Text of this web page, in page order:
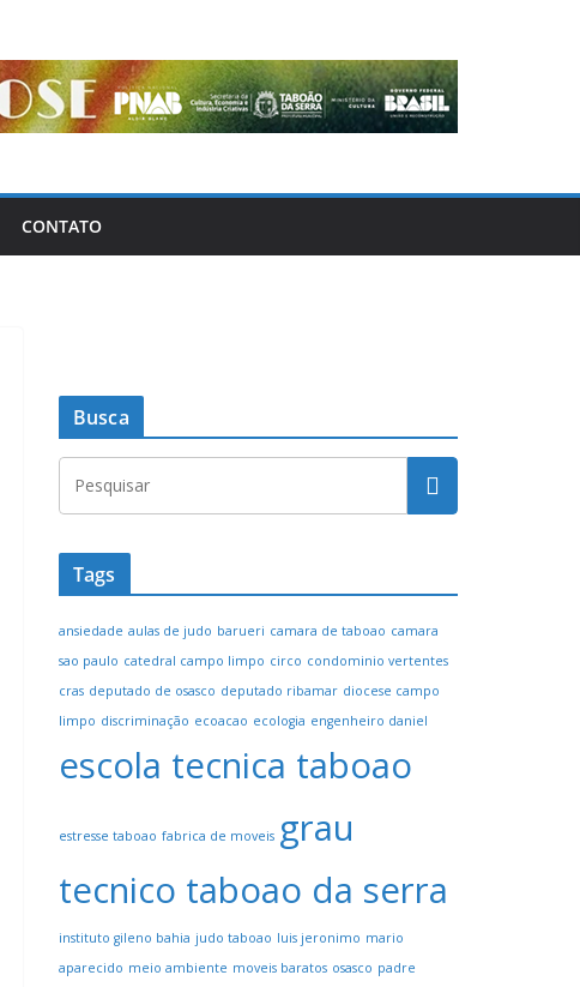
CONTATO
Busca
Tags
ansiedade aulas de judo barueri camara de taboao camara
sao paulo catedral campo limpo circo condominio vertentes
cras deputado de osasco deputado ribamar diocese campo
limpo discriminação ecoacao ecologia engenheiro daniel
escola tecnica taboao
estresse taboao fabrica de moveis grau
tecnico taboao da serra
instituto gileno bahia judo taboao luis jeronimo mario
aparecido meio ambiente moveis baratos osasco padre